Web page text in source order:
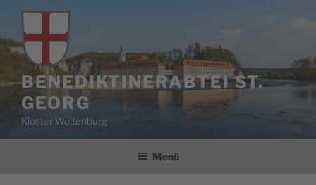
Zum
springen
BENEDIKTINERABTEI ST.
GEORG
Kloster Weltenburg
Menü